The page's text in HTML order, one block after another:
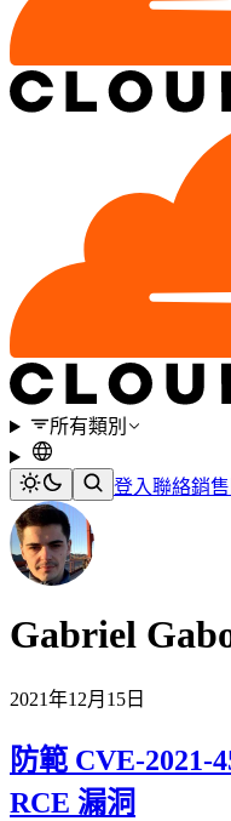
所有類別
登入聯絡銷
Gabriel
2021年12月15日
防範 CVE-2021-
RCE 漏洞